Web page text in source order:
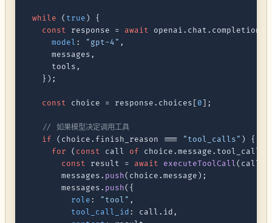
while ( true ) {
const response = await openai. chat . completions
model : "gpt-4" ,
      messages,
      tools,
    });
const choice = response. choices 0 ];
// 如果模型决定调用工具
if
(choice. finish_reason === "tool_calls" ) {
for ( const call of choice.message . tool_calls
const result = await executeToolCall
        messages.
push(choice.message );
        messages.
push({
role : "tool" ,
tool_call_id : call. id ,